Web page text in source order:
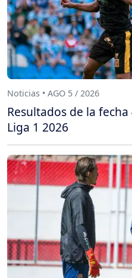
Noticias • AGO 5 / 2026
Resultados de la
Liga 1 2026